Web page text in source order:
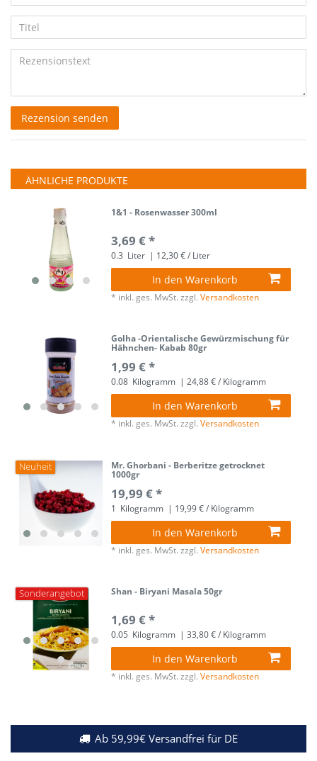
5
Bewertungssternen
5
Bewertungssternen
5
Bewertungssternen
5
Bewertungssternen
5
Bewertungssternen
Ihr
Anzeigename
(optional)
Platzhalter
Titel
Rezensionstext
Rezension senden
ÄHNLICHE PRODUKTE
1&1 - Rosenwasser 300ml
3,69 € *
0.3 Liter | 12,30 € / Liter
In den Warenkorb
* inkl. ges. MwSt. zzgl.Versandkosten
Golha -Orientalische Gewürzmischung für
Hähnchen- Kabab 80gr
1,99 € *
0.08 Kilogramm | 24,88 € / Kilogramm
In den Warenkorb
* inkl. ges. MwSt. zzgl.Versandkosten
Neuheit Mr. Ghorbani - Berberitze getrocknet
1000gr
19,99 € *
1 Kilogramm | 19,99 € / Kilogramm
In den Warenkorb
* inkl. ges. MwSt. zzgl.Versandkosten
Sonderangebot Shan - Biryani Masala 50gr
1,69 € *
0.05 Kilogramm | 33,80 € / Kilogramm
In den Warenkorb
* inkl. ges. MwSt. zzgl.Versandkosten
Ab 59,99€ Versandfrei für DE